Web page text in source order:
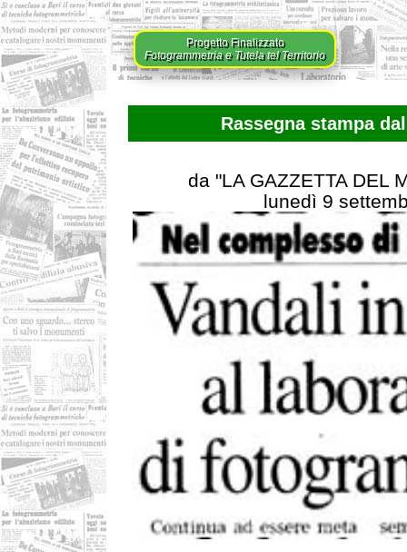
Progetto Finalizzato
Fotogrammetria e Tutela tel Territorio
Rassegna stampa
da "LA GAZZETTA DEL
lunedì 9